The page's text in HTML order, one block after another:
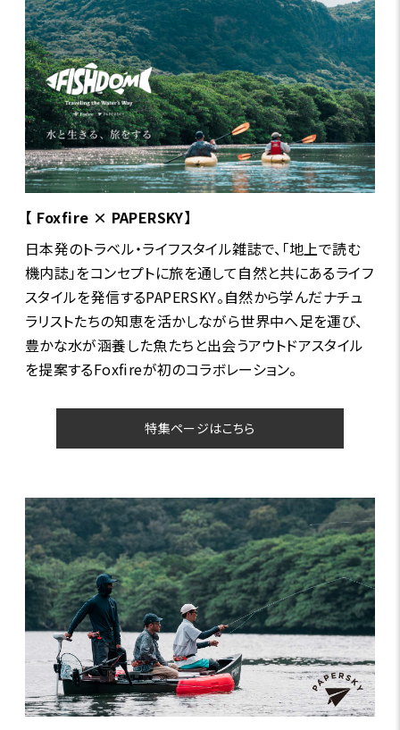
【 Foxfire × PAPERSKY】
日本発のトラベル・ライフスタイル雑誌で、「地上で読む
機内誌」をコンセプトに旅を通して自然と共にあるライフ
スタイルを発信するPAPERSKY。自然から学んだナチュ
ラリストたちの知恵を活かしながら世界中へ足を運び、
豊かな水が涵養した魚たちと出会うアウトドアスタイル
を提案するFoxfireが初のコラボレーション。
特集ページはこちら